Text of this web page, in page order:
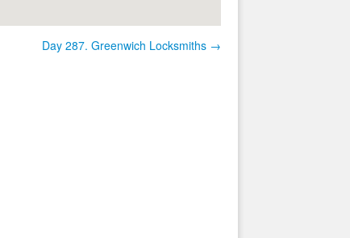
Day 287. Greenwich Locksmiths →